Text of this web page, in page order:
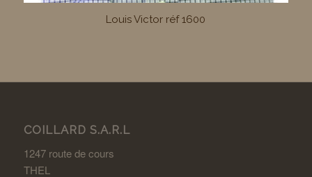
Louis Victor réf 1600
COILLARD S.A.R.L
1247 route de cours
THEL